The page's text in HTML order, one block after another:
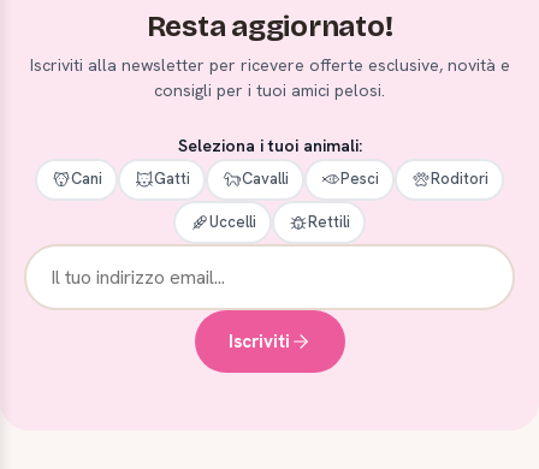
Resta aggiornato!
Iscriviti alla newsletter per ricevere offerte esclusive, novità e
consigli per i tuoi amici pelosi.
Seleziona i tuoi animali:
Cani Gatti Cavalli Pesci Roditori
Uccelli Rettili
Iscriviti